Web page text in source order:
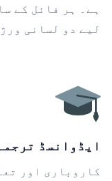
ہے۔ ہر فائل کے
لیے دو لسانی
ایڈوانسڈ
کاروباری اور